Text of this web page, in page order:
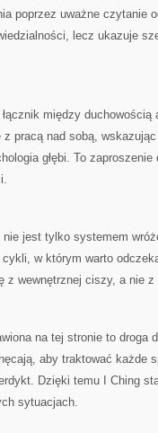
poprzez uważne czytanie
lecz ukazuje
między duchowością
pracą nad sobą,
głębi. To
jest tylko systemem
w którym warto
z wewnętrznej ciszy, a nie
na tej stronie to droga
aby traktować każde
Dzięki temu I Ching
sytuacjach.